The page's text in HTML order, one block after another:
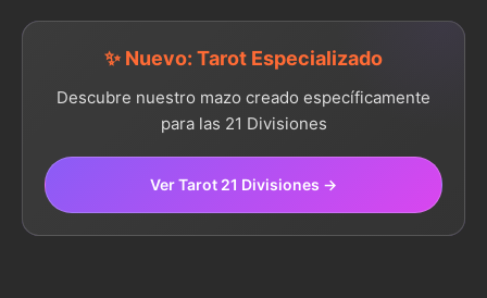
✨ Nuevo: Tarot Especializado
Descubre nuestro mazo creado específicamente
para las 21 Divisiones
Ver Tarot 21 Divisiones →